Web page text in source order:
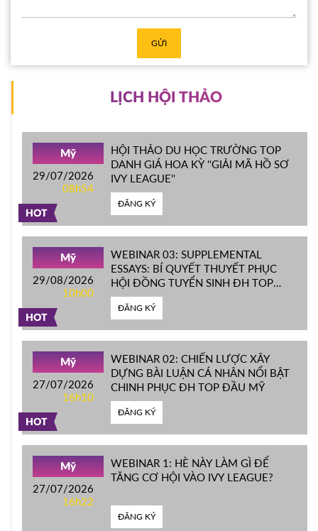
GỬI
LỊCH HỘI THẢO
HOT
Mỹ
29/07/2026
08h54
HỘI THẢO DU HỌC TRƯỜNG TOP
DANH GIÁ HOA KỲ ''GIẢI MÃ HỒ SƠ
IVY LEAGUE''
ĐĂNG KÝ
HOT
Mỹ
29/08/2026
10h00
WEBINAR 03: SUPPLEMENTAL
ESSAYS: BÍ QUYẾT THUYẾT PHỤC
HỘI ĐỒNG TUYỂN SINH ĐH TOP
ĐẦU MỸ
ĐĂNG KÝ
HOT
Mỹ
27/07/2026
16h10
WEBINAR 02: CHIẾN LƯỢC XÂY
DỰNG BÀI LUẬN CÁ NHÂN NỔI BẬT
CHINH PHỤC ĐH TOP ĐẦU MỸ
ĐĂNG KÝ
Mỹ
27/07/2026
16h22
WEBINAR 1: HÈ NÀY LÀM GÌ ĐỂ
TĂNG CƠ HỘI VÀO IVY LEAGUE?
ĐĂNG KÝ